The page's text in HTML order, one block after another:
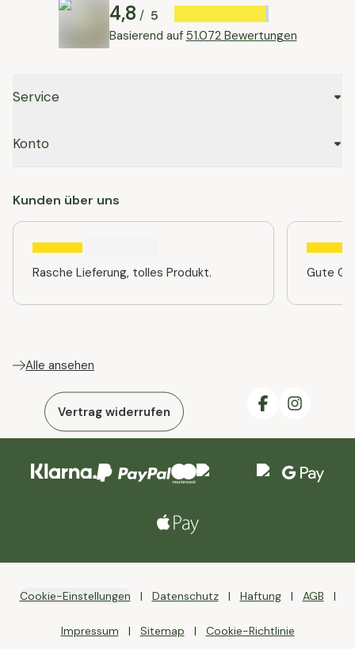
4,8 / 5
Basierend auf 51.072 Bewertungen
Service
Konto
Kunden über uns
Rasche Lieferung, tolles Produkt. Gute
Alle ansehen
Vertrag widerrufen
Cookie-Einstellungen Datenschutz Haftung AGB
Impressum Sitemap Cookie-Richtlinie